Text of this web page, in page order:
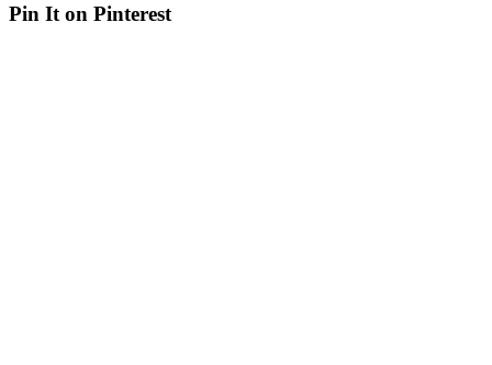
Pin It on Pinterest